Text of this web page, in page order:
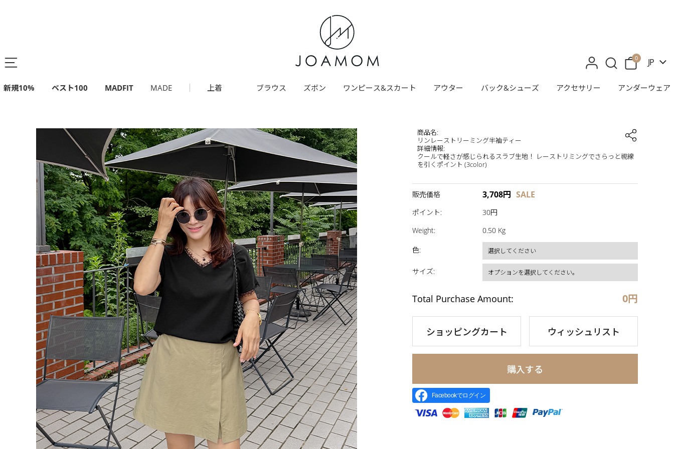
0 JP
新規10% ベスト100 MADFIT MADE 上着 ブラウス ズボン ワンピース&スカート アウター バック&シューズ アクセサリー アンダーウェア
商品名:
リンレーストリーミング半袖ティー
詳細情報:
クールで軽さが感じられるスラブ生地！ レーストリミングでさらっと視線
を引くポイント (3color)
販売価格 3,708円 SALE
ポイント:
30円
Weight: 0.50 Kg
色:
サイズ:
Total Purchase Amount: 0円
ショッピングカート ウィッシュリスト
購入する
Facebookでログイン